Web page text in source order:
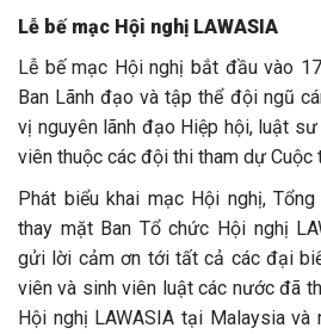
Lễ bế mạc Hội nghị LAWASIA
Lễ bế mạc Hội nghị bắt đầu vào
Ban Lãnh đạo và tập thể đội ngũ
vị nguyên lãnh đạo Hiệp hội, luật
viên thuộc các đội thi tham dự Cuộc
Phát biểu khai mạc Hội nghị,
thay mặt Ban Tổ chức Hội nghị
gửi lời cảm ơn tới tất cả các đại
viên và sinh viên luật các nước đã
Hội nghị LAWASIA tại Malaysia và